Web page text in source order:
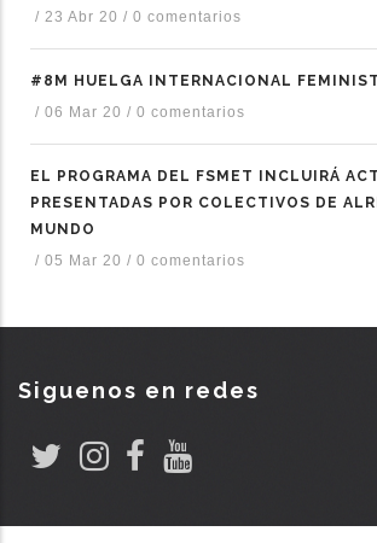
/ 23 Abr 20 / 0 comentarios
#8M HUELGA INTERNACIONAL
/ 06 Mar 20 / 0 comentarios
EL PROGRAMA DEL FSMET INCLUIRÁ
PRESENTADAS POR COLECTIVOS DE
MUNDO
/ 05 Mar 20 / 0 comentarios
Siguenos en redes